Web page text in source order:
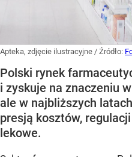
Apteka, zdjęcie ilustracyjne / Źródło:
Polski rynek
i zyskuje na znaczeniu
ale w najbliższych
presją kosztów,
lekowe.